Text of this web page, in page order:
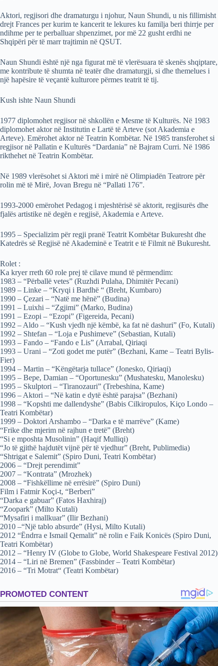
Aktori, regjisori dhe dramaturgu i njohur, Naun Shundi, u nis fillimisht
drejt Frances per kurim te kancerit te lekures ku familja beri thirrje per
ndihme per te perballuar shpenzimet, por më 22 gusht erdhi ne
Shqipëri për të marr trajtimin në QSUT.
Naun Shundi është një nga figurat më të vlerësuara të skenës shqiptare,
me kontribute të shumta në teatër dhe dramaturgji, si dhe themelues i
një hapësire të veçantë kulturore përmes teatrit të tij.
Kush ishte Naun Shundi
1977 diplomohet regjisor në shkollën e Mesme të Kulturës. Në 1983
diplomohet aktor në Institutin e Lartë të Arteve (sot Akademia e
Arteve). Emërohet aktor në Teatrin Kombëtar. Në 1985 transferohet si
regjisor në Pallatin e Kulturës “Dardania” në Bajram Curri. Në 1986
rikthehet në Teatrin Kombëtar.
Në 1989 vlerësohet si Aktori më i mirë në Olimpiadën Teatrore për
rolin më të Mirë, Jovan Bregu në “Pallati 176”.
1993-2000 emërohet Pedagog i mjeshtërisë së aktorit, regjisurës dhe
fjalës artistike në degën e regjisë, Akademia e Arteve.
1995 – Specializim për regji pranë Teatrit Kombëtar Bukuresht dhe
Katedrës së Regjisë në Akademinë e Teatrit e të Filmit në Bukuresht.
Rolet :
Ka kryer rreth 60 role prej të cilave mund të përmendim:
1983 – “Përballë vetes” (Ruzhdi Pulaha, Dhimitër Pecani)
1989 – Linke – “Kryqi i Bardhë “ (Breht, Kumbaro)
1990 – Çezari – “Natë me hënë” (Budina)
1991 – Luixhi – “Zgjimi” (Marko, Budina)
1991 – Ezopi – “Ezopi” (Figereida, Pecani)
1992 – Aldo – “Kush vjedh një këmbë, ka fat në dashuri” (Fo, Kutali)
1992 – Shtefan – “Loja e Pushimeve” (Sebastian, Kutali)
1993 – Fando – “Fando e Lis” (Arrabal, Qiriaqi
1993 – Urani – “Zoti godet me putër” (Bezhani, Kame – Teatri Bylis-
Fier)
1994 – Martin – “Këngëtarja tullace” (Jonesko, Qiriaqi)
1995 – Bepe, Damian – “Oportunesku” (Mushatesku, Manolesku)
1995 – Skulptori – “Tiranozauri” (Trebeshina, Kame)
1996 – Aktori – “Në katin e dytë është parajsa” (Bezhani)
1998 – “Kopshti me dallendyshe” (Babis Cilkiropulos, Kiço Londo –
Teatri Kombëtar)
1999 – Doktori Arshambo – “Darka e të marrëve” (Kame)
“Frike dhe mjerim në rajhun e tretë” (Breht)
“Si e mposhta Musolinin” (Haqif Mulliqi)
“Jo të gjithë hajdutët vijnë për të vjedhur” (Breht, Publimedia)
“Shtrigat e Salemit” (Spiro Duni, Teatri Kombëtar)
2006 – “Drejt perendimit”
2007 – “Kontrata” (Mrozhek)
2008 – “Fishkëllime në errësirë” (Spiro Duni)
Film i Fatmir Koçi-t, “Berberi”
“Darka e gabuar” (Fatos Haxhiraj)
“Zoopark” (Milto Kutali)
“Mysafiri i mallkuar” (Ilir Bezhani)
2010 –“Një tablo absurde” (Hysi, Milto Kutali)
2012 “Ëndrra e Ismail Qemalit” në rolin e Faik Konicës (Spiro Duni,
Teatri Kombëtar)
2012 – “Henry IV (Globe to Globe, World Shakespeare Festival 2012)
2014 – “Liri në Bremen” (Fassbinder – Teatri Kombëtar)
2016 – “Tri Motrat“ (Teatri Kombëtar)